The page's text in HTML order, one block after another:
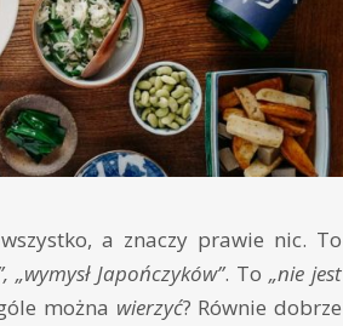
a znaczy prawie nic. To
Japończyków”. To „nie jest
można wierzyć? Równie dobrze